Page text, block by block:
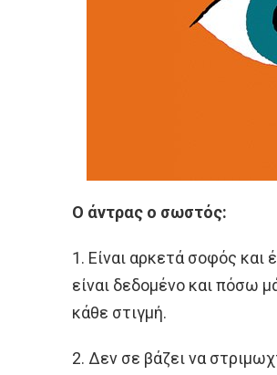
Ο άντρας ο σωστός:
1. Είναι αρκετά σοφός και
είναι δεδομένο και πόσω
κάθε στιγμή.
2. Δεν σε βάζει να